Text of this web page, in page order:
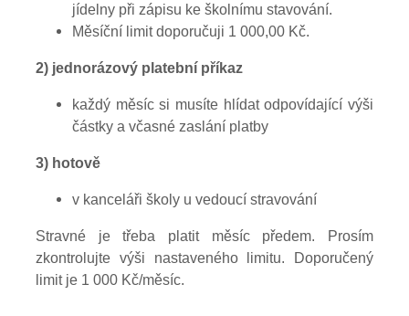
jídelny při zápisu ke školnímu stavování.
Měsíční limit doporučuji 1 000,00 Kč.
2) jednorázový platební příkaz
každý měsíc si musíte hlídat odpovídající výši
částky a včasné zaslání platby
3) hotově
v kanceláři školy u vedoucí stravování
Stravné je třeba platit měsíc předem. Prosím
zkontrolujte výši nastaveného limitu. Doporučený
limit je 1 000 Kč/měsíc.